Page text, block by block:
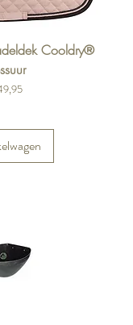
Cooldry®